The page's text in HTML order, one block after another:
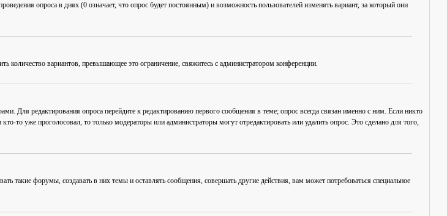
опроса в днях (0 означает, что опрос будет постоянным) и возможность пользователей изменять вариант, за который они
количество вариантов, превышающее это ограничение, свяжитесь с администратором конференции.
Для редактирования опроса перейдите к редактированию первого сообщения в теме; опрос всегда связан именно с ним. Если никто
то уже проголосовал, то только модераторы или администраторы могут отредактировать или удалить опрос. Это сделано для того,
такие форумы, создавать в них темы и оставлять сообщения, совершать другие действия, вам может потребоваться специальное